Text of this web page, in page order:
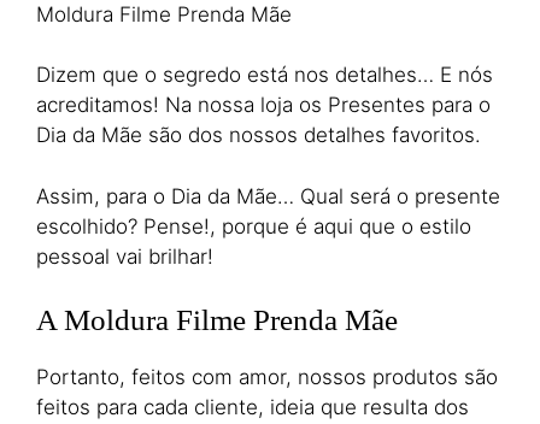
Moldura Filme Prenda Mãe
Dizem que o segredo está nos detalhes… E nós
acreditamos! Na nossa loja os Presentes para o
Dia da Mãe são dos nossos detalhes favoritos.
Assim, para o Dia da Mãe… Qual será o presente
escolhido? Pense!, porque é aqui que o estilo
pessoal vai brilhar!
A Moldura Filme Prenda Mãe
Portanto, feitos com amor, nossos produtos são
feitos para cada cliente, ideia que resulta dos